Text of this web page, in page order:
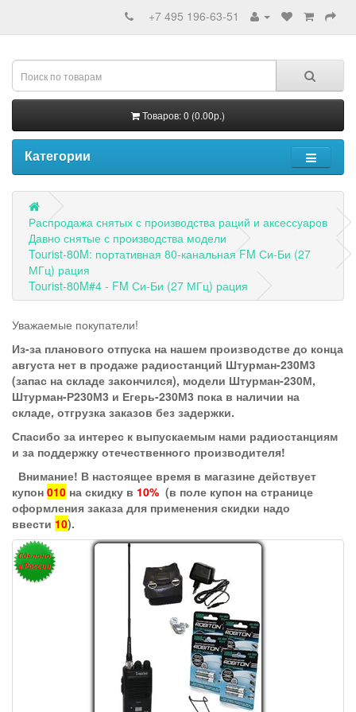
+7 495 196-63-51
Товаров: 0 (0.00р.)
Категории
Распродажа снятых с производства раций и аксессуаров
Давно снятые с производства модели
Tourist-80M: портативная 80-канальная FM Си-Би (27
МГц) рация
Tourist-80M#4 - FM Си-Би (27 МГц) рация
Уважаемые покупатели!
Из-за планового отпуска на нашем производстве до конца
августа нет в продаже радиостанций Штурман-230М3
(запас на складе закончился), модели Штурман-230М,
Штурман-Р230М3 и Егерь-230М3 пока в наличии на
складе, отгрузка заказов без задержки.
Спасибо за интерес к выпускаемым нами радиостанциям
и за поддержку отечественного производителя!
Внимание! В настоящее время в магазине действует
купон 010 на скидку в 10% (в поле купон на странице
оформления заказа для применения скидки надо
ввести 10).